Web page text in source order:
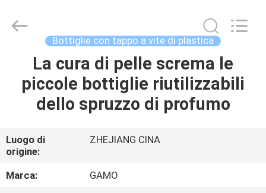
CASA
PRODOTTI
CIRCA
NOI
spruzzo
fornitore.
plasticpumpspraybottles.com.
Bottiglie con tappo a vite di plastica
La cura di pelle screma le
piccole bottiglie riutilizzabili
dello spruzzo di profumo
Luogo di
origine:
ZHEJIANG CINA
Marca:
GAMO